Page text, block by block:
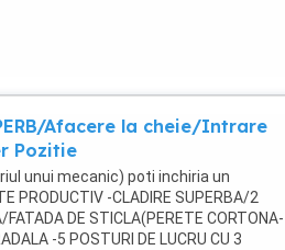
Afacere la cheie/Intrare
Pozitie
unui mecanic) poti inchiria un
PRODUCTIV -CLADIRE SUPERBA/2
DE STICLA(PERETE CORTONA-
-5 POSTURI DE LUCRU CU 3